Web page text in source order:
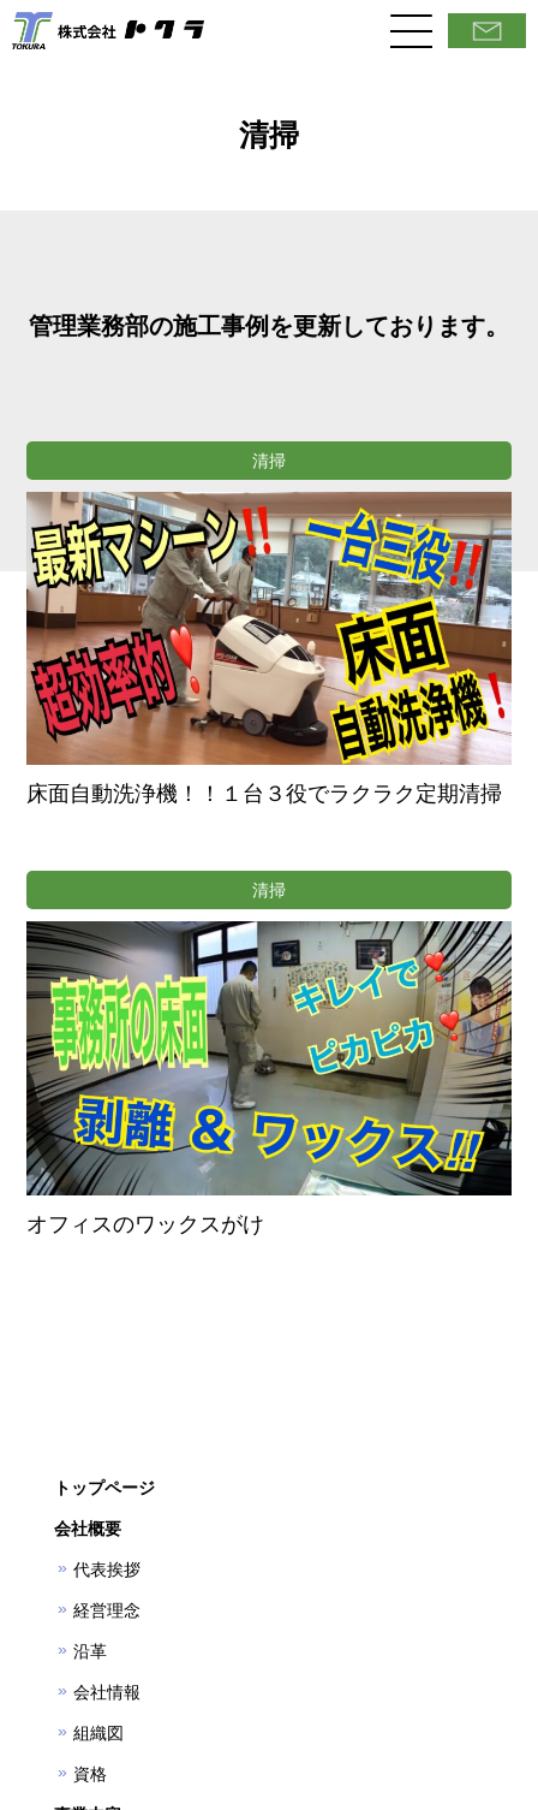
清掃
管理業務部の施工事例を更新しております。
清掃
床面自動洗浄機！！１台３役でラクラク定期清掃
清掃
オフィスのワックスがけ
トップページ
会社概要
代表挨拶
経営理念
沿革
会社情報
組織図
資格